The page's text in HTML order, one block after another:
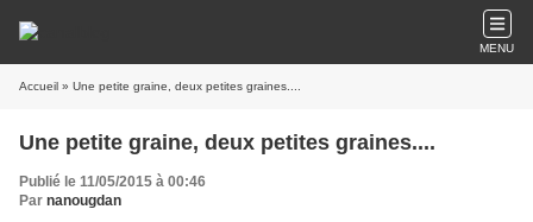
MENU
Accueil » Une petite graine, deux petites graines....
Une petite graine, deux petites graines....
Publié le 11/05/2015 à 00:46
Par nanougdan